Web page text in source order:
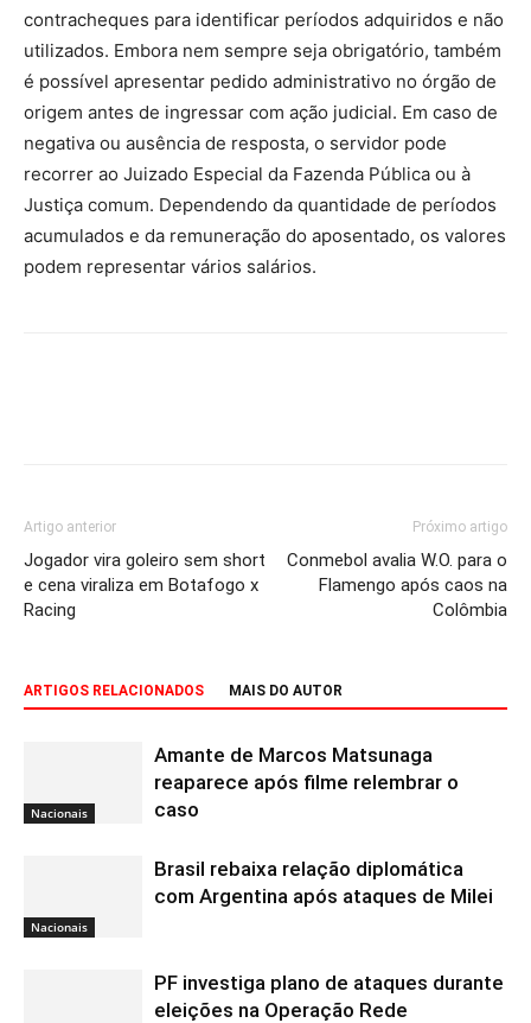
contracheques para identificar períodos adquiridos e não
utilizados. Embora nem sempre seja obrigatório, também
é possível apresentar pedido administrativo no órgão de
origem antes de ingressar com ação judicial. Em caso de
negativa ou ausência de resposta, o servidor pode
recorrer ao Juizado Especial da Fazenda Pública ou à
Justiça comum. Dependendo da quantidade de períodos
acumulados e da remuneração do aposentado, os valores
podem representar vários salários.
Artigo anterior
Jogador vira goleiro sem short
e cena viraliza em Botafogo x
Racing
Próximo artigo
Conmebol avalia W.O. para o
Flamengo após caos na
Colômbia
ARTIGOS RELACIONADOS MAIS DO AUTOR
Nacionais
Amante de Marcos Matsunaga
reaparece após filme relembrar o
caso
Nacionais
Brasil rebaixa relação diplomática
com Argentina após ataques de Milei
PF investiga plano de ataques durante
eleições na Operação Rede